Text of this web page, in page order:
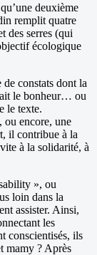
deuxième
remplit quatre
des serres (qui
écologique
constats dont la
le bonheur… ou
le texte.
ou encore, une
il contribue à la
à la solidarité, à
», ou
loin dans la
assister. Ainsi,
les
conscientisés, ils
mamy ? Après